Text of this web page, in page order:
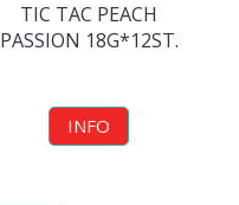
TIC TAC PEACH
PASSION 18G*12ST.
INFO